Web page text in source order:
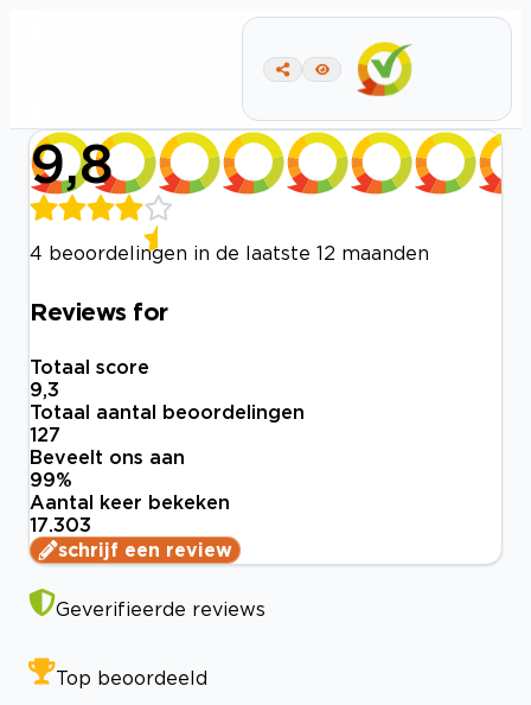
9,8
4 beoordelingen in de laatste 12 maanden
Reviews for
Totaal score
9,3
Totaal aantal beoordelingen
127
Beveelt ons aan
99%
Aantal keer bekeken
17.303
schrijf een review
Geverifieerde reviews
Top beoordeeld